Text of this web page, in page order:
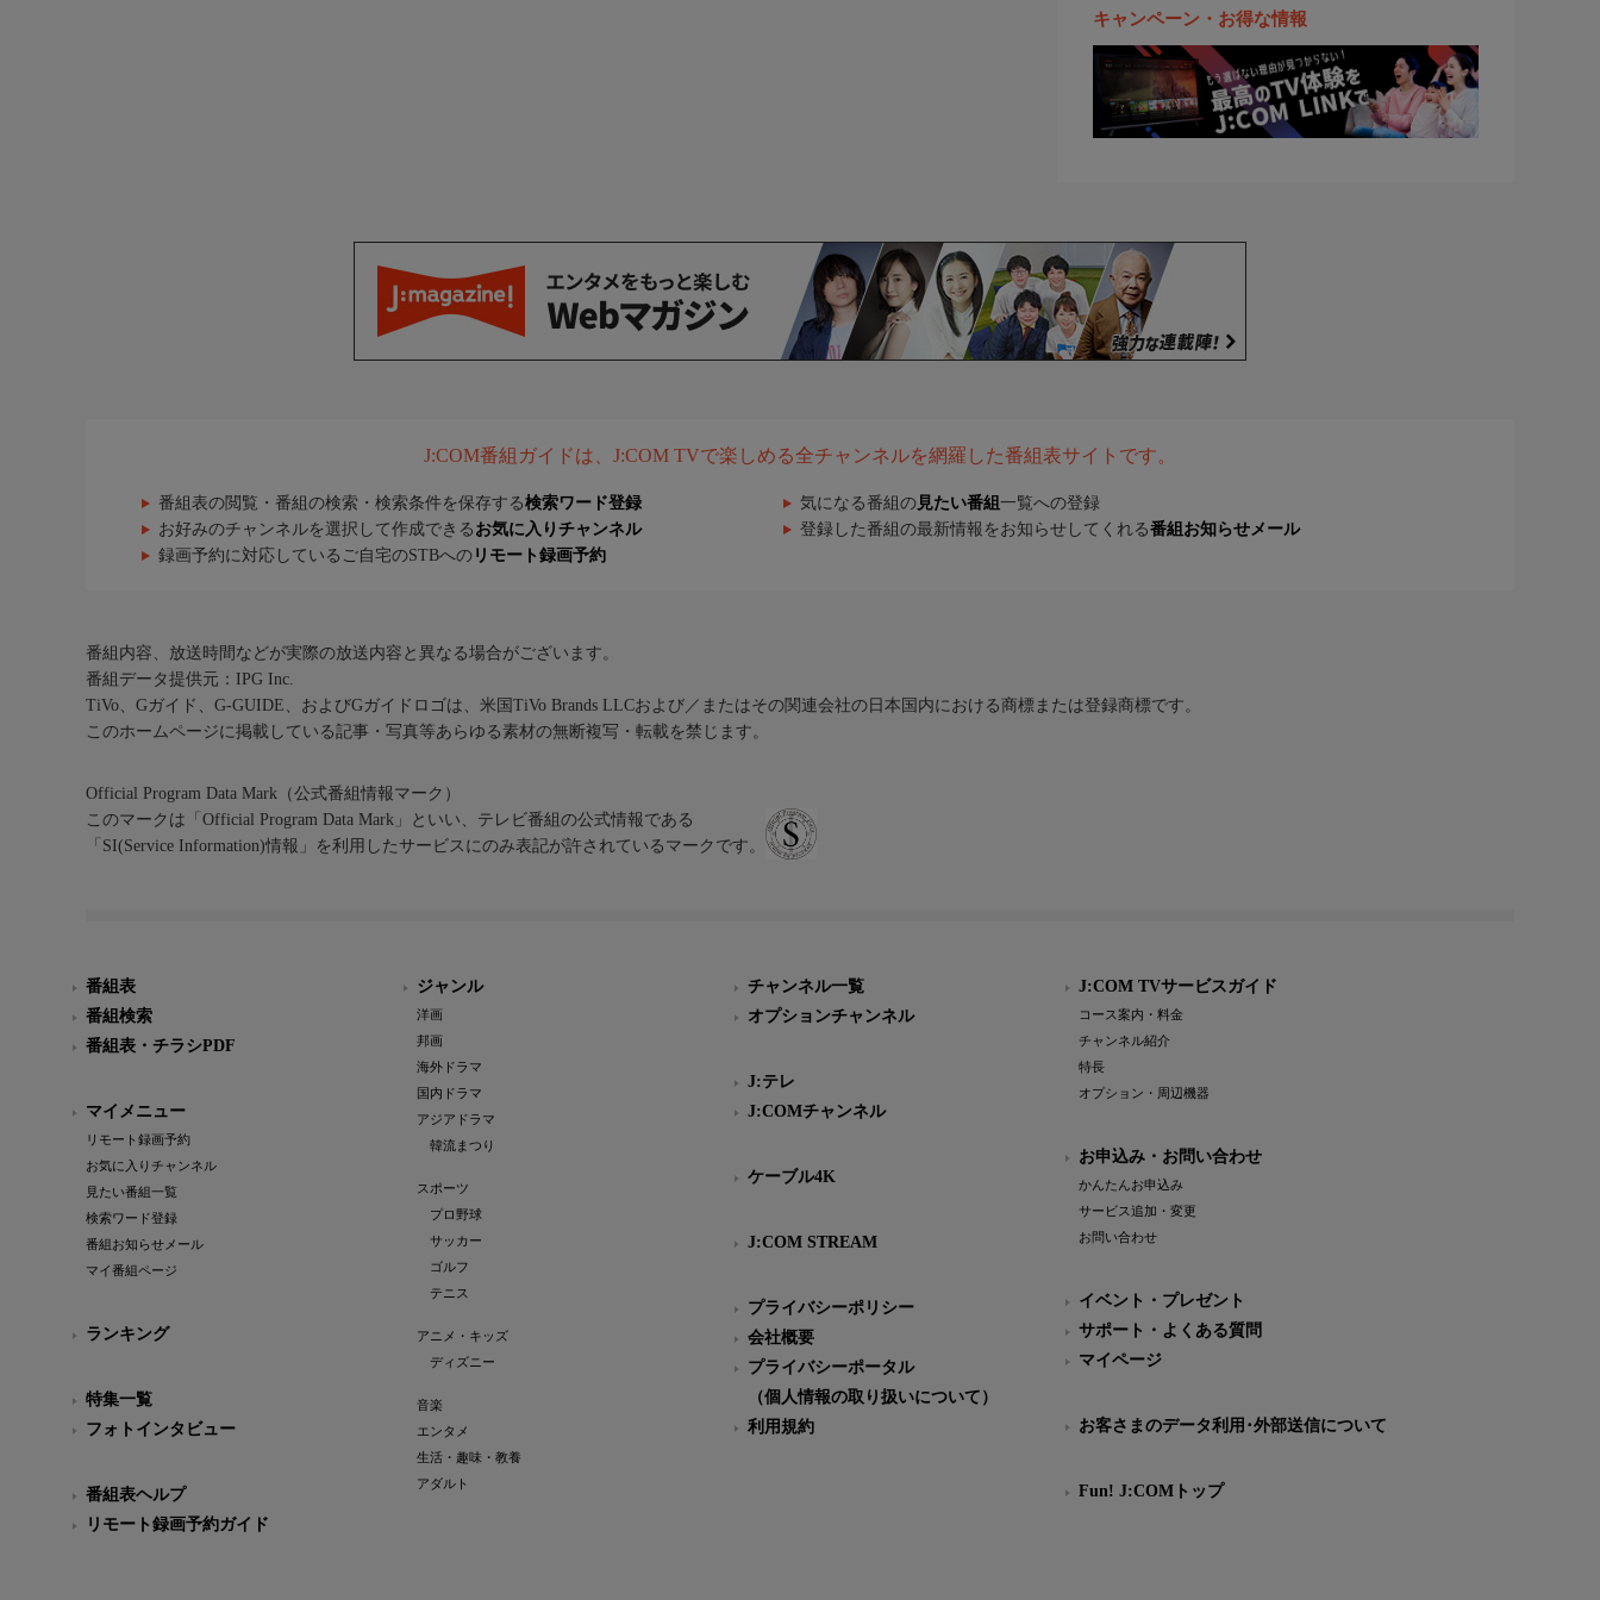
キャンペーン・お得な情報
J:COM番組ガイドは、J:COM TVで楽しめる全チャンネルを網羅した番組表サイトです。
番組表の閲覧・番組の検索・検索条件を保存する検索ワード登録 気になる番組の 見たい番組 一覧への登録
お好みのチャンネルを選択して作成できる お気に入りチャンネル 登録した番組の最新情報をお知らせしてくれる番組お知らせメール
録画予約に対応しているご自宅のSTBへの リモート録画予約
番組内容、放送時間などが実際の放送内容と異なる場合がございます。
番組データ提供元：IPG Inc.
TiVo、Gガイド、G-GUIDE、およびGガイドロゴは、米国TiVo Brands LLCおよび／またはその関連会社の日本国内における商標または登録商標です。
このホームページに掲載している記事・写真等あらゆる素材の無断複写・転載を禁じます。
Official Program Data Mark（公式番組情報マーク）
このマークは「Official Program Data Mark」といい、テレビ番組の公式情報である
「SI(Service Information)情報」を利用したサービスにのみ表記が許されているマークです。
番組表
番組検索
番組表・チラシPDF
マイメニュー
リモート録画予約
お気に入りチャンネル
見たい番組一覧
検索ワード登録
番組お知らせメール
マイ番組ページ
ランキング
特集一覧
フォトインタビュー
番組表ヘルプ
リモート録画予約ガイド
ジャンル
洋画
邦画
海外ドラマ
国内ドラマ
アジアドラマ
韓流まつり
スポーツ
プロ野球
サッカー
ゴルフ
テニス
アニメ・キッズ
ディズニー
音楽
エンタメ
生活・趣味・教養
アダルト
チャンネル一覧
オプションチャンネル
J:テレ
J:COMチャンネル
ケーブル4K
J:COM STREAM
プライバシーポリシー
会社概要
プライバシーポータル
（個人情報の取り扱いについて）
利用規約
J:COM TVサービスガイド
コース案内・料金
チャンネル紹介
特長
オプション・周辺機器
お申込み・お問い合わせ
かんたんお申込み
サービス追加・変更
お問い合わせ
イベント・プレゼント
サポート・よくある質問
マイページ
お客さまのデータ利用･外部送信について
Fun! J:COMトップ